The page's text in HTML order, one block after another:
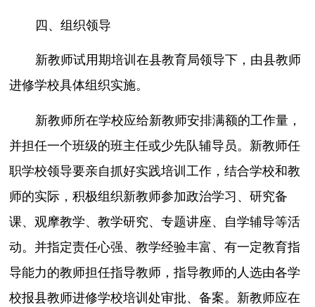
四、组织领导
新教师试用期培训在县教育局领导下，由县教师
进修学校具体组织实施。
新教师所在学校应给新教师安排满额的工作量，
并担任一个班级的班主任或少先队辅导员。新教师任
职学校领导要亲自抓好实践培训工作，结合学校和教
师的实际，积极组织新教师参加政治学习、研究备
课、观摩教学、教学研究、专题讲座、自学辅导等活
动。并指定责任心强、教学经验丰富、有一定教育指
导能力的教师担任指导教师，指导教师的人选由各学
校报县教师进修学校培训处审批、备案。新教师应在